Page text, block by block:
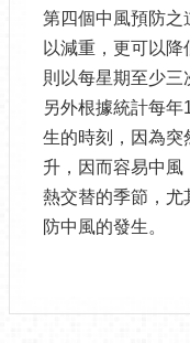
第四個中風預防之
以減重，更可以
則以每星期至少三
另外根據統計每
生的時刻，因為突
升，因而容易中
熱交替的季節，尤
防中風的發生。